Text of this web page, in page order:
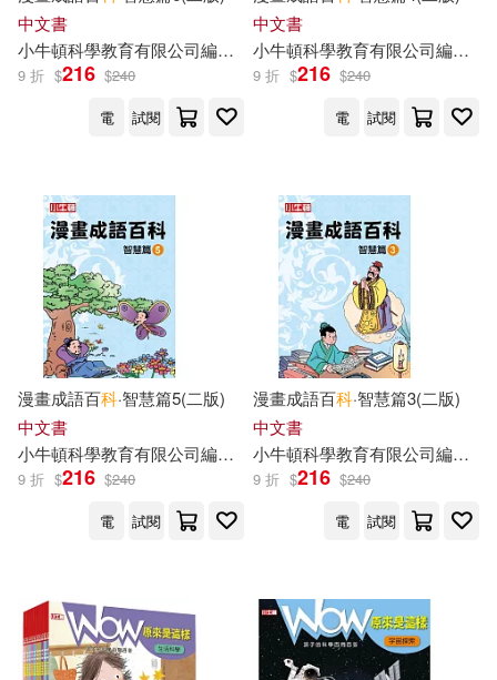
中文書
小牛頓科學教育有限公司編輯 團隊
9 折 $216 $240
電
試閱
中文書
小牛頓科學教育有限公司編輯
9 折 $216 $240
電
試閱
漫畫成語百科·智慧篇5(二版)
中文書
小牛頓科學教育有限公司編輯 團隊
9 折 $216 $240
電
試閱
漫畫成語百科·智慧篇3(二版)
中文書
小牛頓科學教育有限公司編輯
9 折 $216 $240
電
試閱